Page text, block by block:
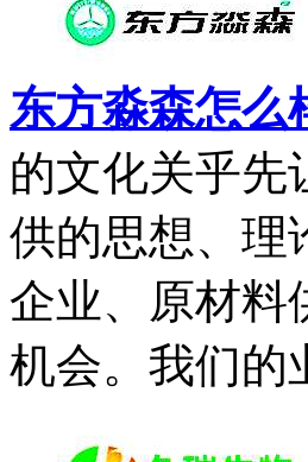
东方淼森怎么
的文化关乎先
供的思想、理
企业、原材料
机会。我们的